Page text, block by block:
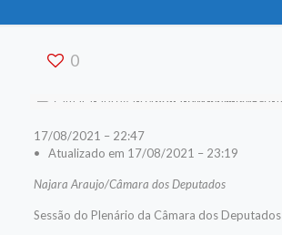
0
17/08/2021 – 22:47
• Atualizado em 17/08/2021 – 23:19
Najara Araujo/Câmara dos Deputados
Sessão do Plenário da Câmara dos Deputados